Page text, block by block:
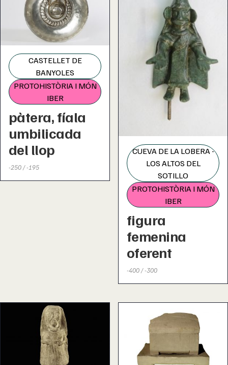
CASTELLET DE
BANYOLES
PROTOHISTÒRIA I MÓN
IBER
pàtera, fíala
umbilicada
del llop
-250 / -195
CUEVA DE LA LOBERA -
LOS ALTOS DEL
SOTILLO
PROTOHISTÒRIA I MÓN
IBER
figura
femenina
oferent
-400 / -300